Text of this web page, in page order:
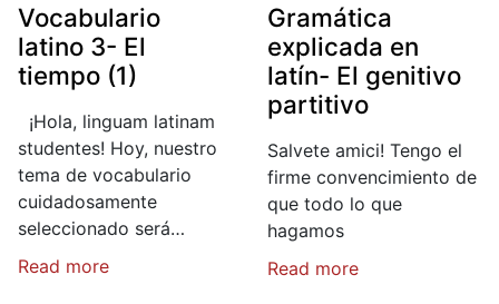
Vocabulario
latino 3- El
tiempo (1)
¡Hola, linguam latinam
studentes! Hoy, nuestro
tema de vocabulario
cuidadosamente
seleccionado será…
Read more
Gramática
explicada en
latín- El genitivo
partitivo
Salvete amici! Tengo el
firme convencimiento de
que todo lo que
hagamos
Read more